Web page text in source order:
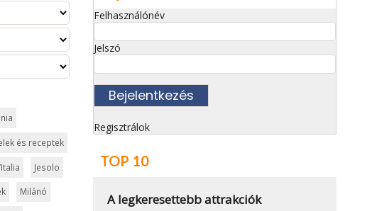
és receptek
Jesolo
Milánó
Felhasználónév
Jelszó
Regisztrálok
TOP 10
A legkeresettebb attrakciók